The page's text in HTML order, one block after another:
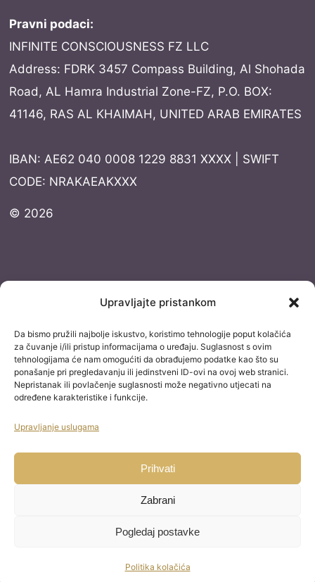
savjetnikom za osobni razvoj
powered by Calendly
Upravljajte pristankom
Da bismo pružili najbolje iskustvo, koristimo tehnologije poput kolačića
za čuvanje i/ili pristup informacijama o uređaju. Suglasnost s ovim
tehnologijama će nam omogućiti da obrađujemo podatke kao što su
ponašanje pri pregledavanju ili jedinstveni ID-ovi na ovoj web stranici.
Nepristanak ili povlačenje suglasnosti može negativno utjecati na
određene karakteristike i funkcije.
Upravljanje uslugama
Prihvati
Zabrani
Pogledaj postavke
Politika kolačića
Pravni podaci:
INFINITE CONSCIOUSNESS FZ LLC
Address: FDRK 3457 Compass Building, Al Shohada
Road, AL Hamra Industrial Zone-FZ, P.O. BOX:
41146, RAS AL KHAIMAH, UNITED ARAB EMIRATES
IBAN: AE62 040 0008 1229 8831 XXXX | SWIFT
CODE: NRAKAEAKXXX
© 2026
Uvjeti korištenja
Izjava o izuzimanju od odgovornosti
Izjava o konverziji
Blog staro
Kontakt
TikTok